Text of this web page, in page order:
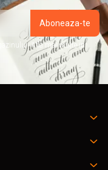
Afla mai multe in